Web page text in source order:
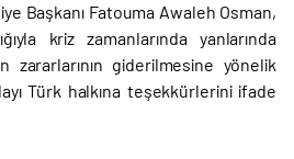
Başkanı Fatouma Awaleh Osman,
kriz zamanlarında yanlarında
zararlarının giderilmesine yönelik
Türk halkına teşekkürlerini ifade